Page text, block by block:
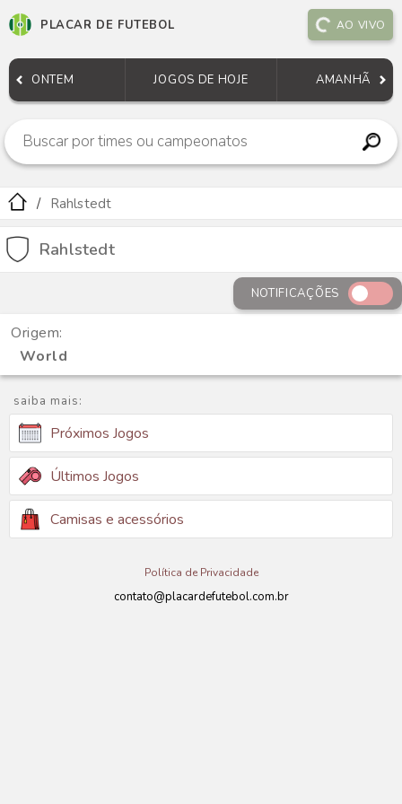
PLACAR DE FUTEBOL AO VIVO
ONTEM JOGOS DE HOJE AMANHÃ
Rahlstedt
Rahlstedt
NOTIFICAÇÕES
Origem:
World
saiba mais:
Próximos Jogos
Últimos Jogos
Camisas e acessórios
Política de Privacidade
contato@placardefutebol.com.br